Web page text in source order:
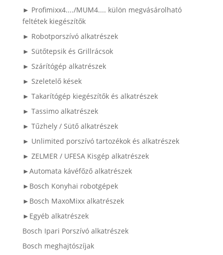
► Profimixx4..../MUM4.... külön megvásárolható
feltétek kiegészítők
► Robotporszívó alkatrészek
► Sütőtepsik és Grillrácsok
► Szárítógép alkatrészek
► Szeletelő kések
► Takarítógép kiegészítők és alkatrészek
► Tassimo alkatrészek
► Tűzhely / Sütő alkatrészek
► Unlimited porszívó tartozékok és alkatrészek
► ZELMER / UFESA Kisgép alkatrészek
►Automata kávéfőző alkatrészek
►Bosch Konyhai robotgépek
►Bosch MaxoMixx alkatrészek
►Egyéb alkatrészek
Bosch Ipari Porszívó alkatrészek
Bosch meghajtószíjak